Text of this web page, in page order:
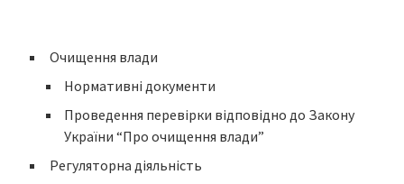
Очищення влади
Нормативні документи
Проведення перевірки відповідно до Закону
України “Про очищення влади”
Регуляторна діяльність